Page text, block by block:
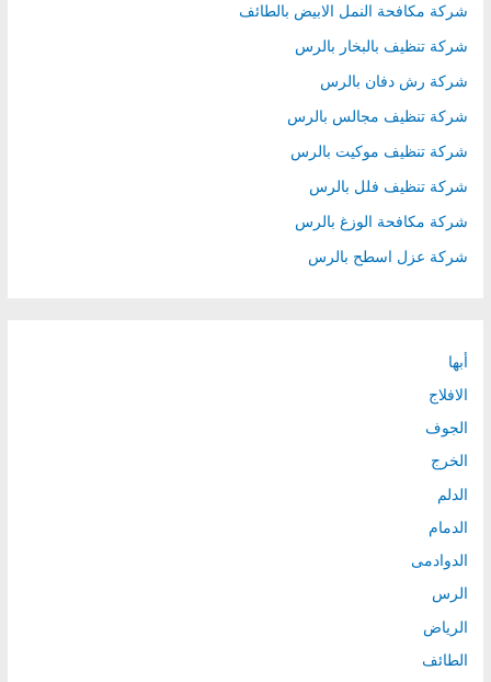
شركة مكافحة النمل الابيض بالطائف
شركة تنظيف بالبخار بالرس
شركة رش دفان بالرس
شركة تنظيف مجالس بالرس
شركة تنظيف موكيت بالرس
شركة تنظيف فلل بالرس
شركة مكافحة الوزغ بالرس
شركة عزل اسطح بالرس
أبها
الافلاج
الجوف
الخرج
الدلم
الدمام
الدوادمى
الرس
الرياض
الطائف